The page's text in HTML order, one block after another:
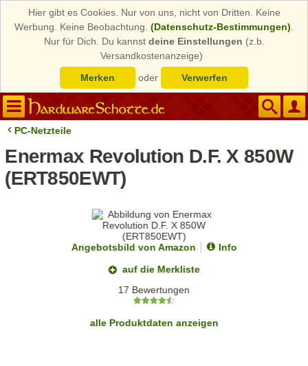
Hier gibt es Cookies. Nur von uns, nicht von Dritten. Keine
Werbung. Keine Beobachtung. (Datenschutz-Bestimmungen)
Nur für Dich. Du kannst deine Einstellungen (z.b.
Versandkostenanzeige)
Merken
oder Verwerfen
PC-Netzteile
Enermax Revolution D.F. X 850W
(ERT850EWT)
Angebotsbild von Amazon
Info
auf die Merkliste
17 Bewertungen
alle Produktdaten anzeigen